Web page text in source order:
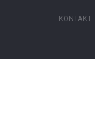
KONTAKT